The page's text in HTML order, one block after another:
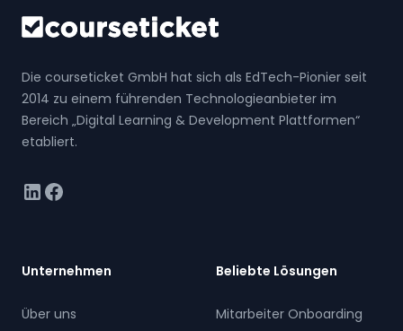
Die courseticket GmbH hat sich als EdTech-Pionier seit
2014 zu einem führenden Technologieanbieter im
Bereich „Digital Learning & Development Plattformen“
etabliert.
linkedinfacebook
Unternehmen
Über uns
Beliebte Lösungen
Mitarbeiter Onboarding